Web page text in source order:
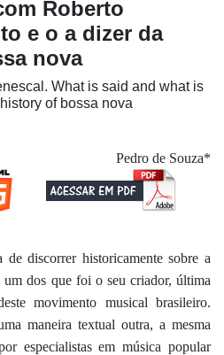
Roberto
e o a dizer da
nova
What is said and what is
of bossa nova
Pedro de Souza*
discorrer historicamente sobre a
um dos que foi o seu criador, última
movimento musical brasileiro.
maneira textual outra, a mesma
especialistas em música popular